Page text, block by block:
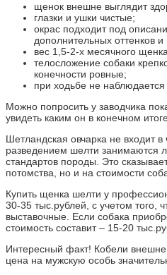
щенок внешне выглядит
глазки и ушки чистые;
окрас подходит под
дополнительных оттенков
вес 1,5-2-х месячного
телосложение собаки
конечности ровные;
при ходьбе не наблюдается
Можно попросить у заводчика
увидеть каким он в конечном
Шетландская овчарка не входит
разведением шелти занимаются
стандартов породы. Это
потомства, но и на стоимости
Купить щенка шелти у
30-35 тыс.рублей, с учетом того,
выставочные. Если собака
стоимость составит – 15-20
Интересный факт! Кобели внешне
цена на мужскую особь